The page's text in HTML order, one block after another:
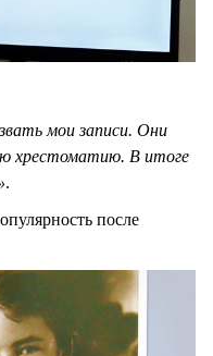
мои записи. Они
хрестоматию. В итоге
.
после